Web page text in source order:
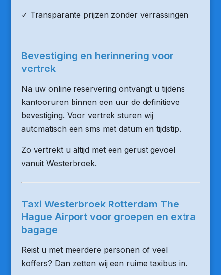
✓ Transparante prijzen zonder verrassingen
Bevestiging en herinnering voor
vertrek
Na uw online reservering ontvangt u tijdens
kantooruren binnen een uur de definitieve
bevestiging. Voor vertrek sturen wij
automatisch een sms met datum en tijdstip.
Zo vertrekt u altijd met een gerust gevoel
vanuit Westerbroek.
Taxi Westerbroek Rotterdam The
Hague Airport voor groepen en extra
bagage
Reist u met meerdere personen of veel
koffers? Dan zetten wij een ruime taxibus in.